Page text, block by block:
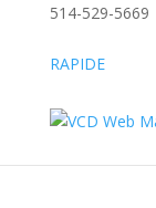
514-529-5669
RAPIDE